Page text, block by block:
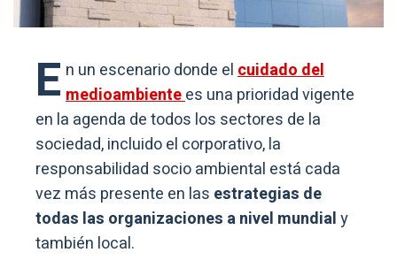
E n un escenario donde elcuidado del
medioambientees una prioridad vigente
en la agenda de todos los sectores de la
sociedad, incluido el corporativo, la
responsabilidad socio ambiental está cada
vez más presente en las estrategias de
todas las organizaciones a nivel mundialy
también local.